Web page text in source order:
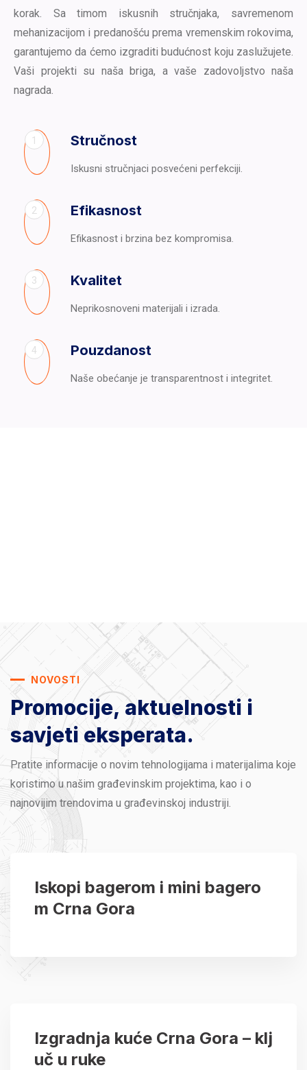
korak. Sa timom iskusnih stručnjaka, savremenom
mehanizacijom i predanošću prema vremenskim rokovima,
garantujemo da ćemo izgraditi budućnost koju zaslužujete.
Vaši projekti su naša briga, a vaše zadovoljstvo naša
nagrada.
1 Stručnost
Iskusni stručnjaci posvećeni perfekciji.
2 Efikasnost
Efikasnost i brzina bez kompromisa.
3 Kvalitet
Neprikosnoveni materijali i izrada.
4 Pouzdanost
Naše obećanje je transparentnost i integritet.
NOVOSTI
Promocije, aktuelnosti i
savjeti eksperata.
Pratite informacije o novim tehnologijama i materijalima koje
koristimo u našim građevinskim projektima, kao i o
najnovijim trendovima u građevinskoj industriji.
Iskopi bagerom i mini bagero
m Crna Gora
Izgradnja kuće Crna Gora – klj
uč u ruke